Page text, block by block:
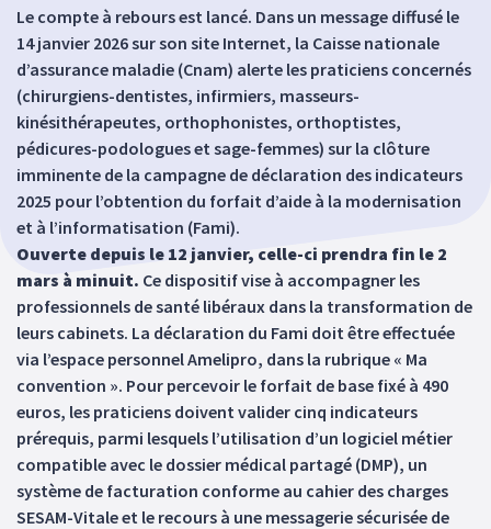
Le compte à rebours est lancé. Dans un message diffusé le
14 janvier 2026 sur son site Internet, la Caisse nationale
d’assurance maladie (Cnam) alerte les praticiens concernés
(chirurgiens-dentistes, infirmiers, masseurs-
kinésithérapeutes, orthophonistes, orthoptistes,
pédicures-podologues et sage-femmes) sur la clôture
imminente de la campagne de déclaration des indicateurs
2025 pour l’obtention du forfait d’aide à la modernisation
et à l’informatisation (Fami).
Ouverte depuis le 12 janvier, celle-ci prendra fin le 2
mars à minuit. Ce dispositif vise à accompagner les
professionnels de santé libéraux dans la transformation de
leurs cabinets. La déclaration du Fami doit être effectuée
via l’espace personnel Amelipro, dans la rubrique « Ma
convention ». Pour percevoir le forfait de base fixé à 490
euros, les praticiens doivent valider cinq indicateurs
prérequis, parmi lesquels l’utilisation d’un logiciel métier
compatible avec le dossier médical partagé (DMP), un
système de facturation conforme au cahier des charges
SESAM-Vitale et le recours à une messagerie sécurisée de